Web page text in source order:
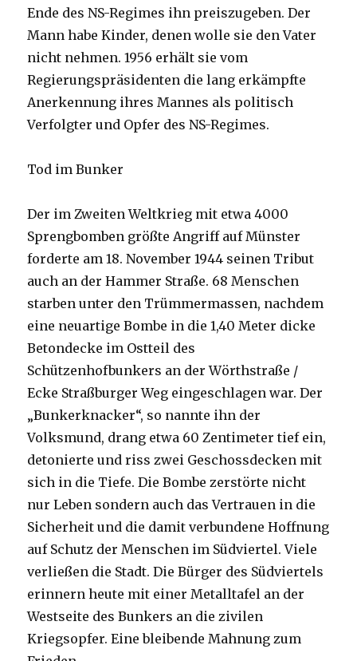
Ende des NS-Regimes ihn preiszugeben. Der
Mann habe Kinder, denen wolle sie den Vater
nicht nehmen. 1956 erhält sie vom
Regierungspräsidenten die lang erkämpfte
Anerkennung ihres Mannes als politisch
Verfolgter und Opfer des NS-Regimes.
Tod im Bunker
Der im Zweiten Weltkrieg mit etwa 4000
Sprengbomben größte Angriff auf Münster
forderte am 18. November 1944 seinen Tribut
auch an der Hammer Straße. 68 Menschen
starben unter den Trümmermassen, nachdem
eine neuartige Bombe in die 1,40 Meter dicke
Betondecke im Ostteil des
Schützenhofbunkers an der Wörthstraße /
Ecke Straßburger Weg eingeschlagen war. Der
„Bunkerknacker“, so nannte ihn der
Volksmund, drang etwa 60 Zentimeter tief ein,
detonierte und riss zwei Geschossdecken mit
sich in die Tiefe. Die Bombe zerstörte nicht
nur Leben sondern auch das Vertrauen in die
Sicherheit und die damit verbundene Hoffnung
auf Schutz der Menschen im Südviertel. Viele
verließen die Stadt. Die Bürger des Südviertels
erinnern heute mit einer Metalltafel an der
Westseite des Bunkers an die zivilen
Kriegsopfer. Eine bleibende Mahnung zum